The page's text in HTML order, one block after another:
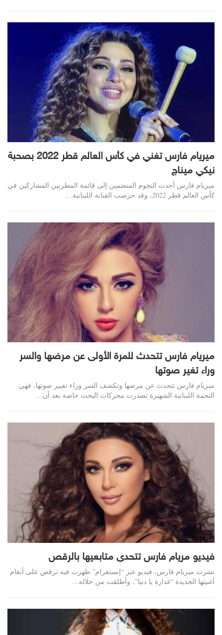
ميريام فارس تغني في كأس العالم قطر 2022 بصحبة
نيكي ميناج
ميريام فارس أحدث النجوم المنضمين إلى قائمة المطربين المشاركين في
كأس العالم قطر 2022، وقد حرصت الفنانة اللبنانية…
ميريام فارس تتحدث للمرة الأولى عن مرضها والسر
وراء تغير صوتها
ميريام فارس تتحدث عن مرضها وتكشف السر وراء تغيير صوتها، فهي
النجمة اللبنانية الشهيرة تصدرت محركات البحث خاصة بعد أن…
فيديو مريام فارس تتحدى متابعيها بالرقص
نشرت ميريام فارس، فيديو عبر “إنستغرام” ظهرت فيه ترقص على أنغام
أغنيتها الجديدة “غدارة يا دنيا”، وأطلقت من خلاله…